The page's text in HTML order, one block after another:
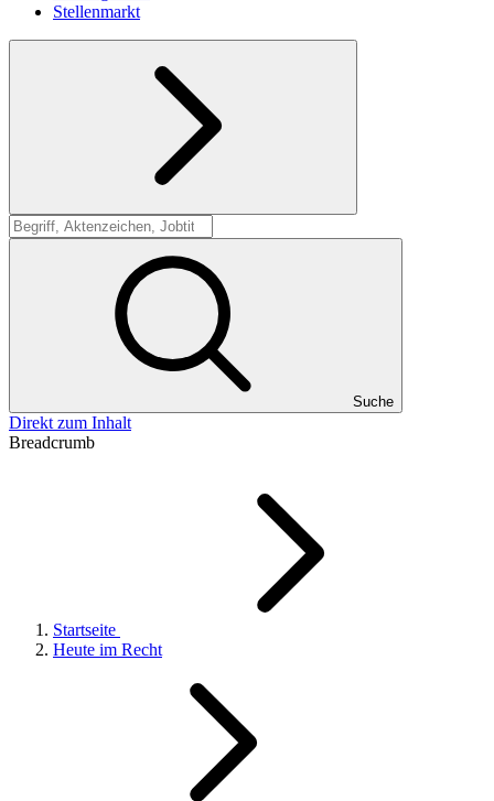
Stellenmarkt
Suche
Suche
Direkt zum Inhalt
Breadcrumb
Startseite
Heute im Recht